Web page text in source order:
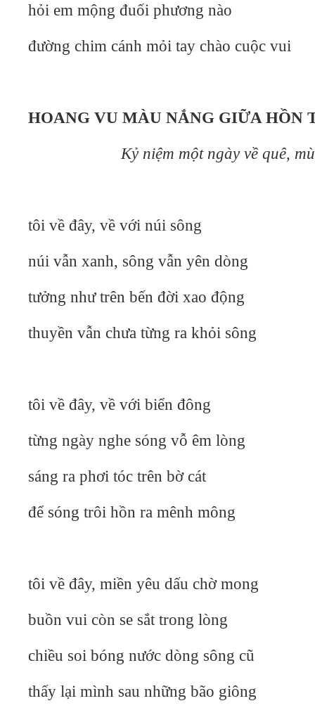
hỏi em mộng đuối phương nào
đường chim cánh mỏi tay chào cuộc vui
HOANG VU MÀU NẮNG GIỮA HỒN
Kỷ niệm một ngày về quê, mùa
tôi về đây, về với núi sông
núi vẫn xanh, sông vẫn yên dòng
tưởng như trên bến đời xao động
thuyền vẫn chưa từng ra khỏi sông
tôi về đây, về với biển đông
từng ngày nghe sóng vỗ êm lòng
sáng ra phơi tóc trên bờ cát
để sóng trôi hồn ra mênh mông
tôi về đây, miền yêu dấu chờ mong
buồn vui còn se sắt trong lòng
chiều soi bóng nước dòng sông cũ
thấy lại mình sau những bão giông